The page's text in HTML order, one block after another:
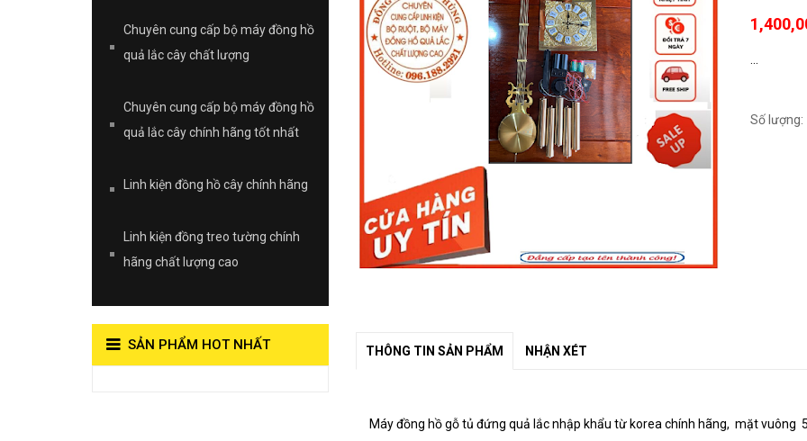
Số lượng:
THÔNG TIN SẢN PHẨM NHẬN XÉT
Máy đồng hồ gỗ tủ đứng quả lắc nhập khẩu từ korea chính hãng, mặt vuông
Chuyên cung cấp bộ máy đồng hồ
quả lắc cây chất lượng
Chuyên cung cấp bộ máy đồng hồ
quả lắc cây chính hãng tốt nhất
Linh kiện đồng hồ cây chính hãng
Linh kiện đồng treo tường chính
hãng chất lượng cao
SẢN PHẨM HOT NHẤT